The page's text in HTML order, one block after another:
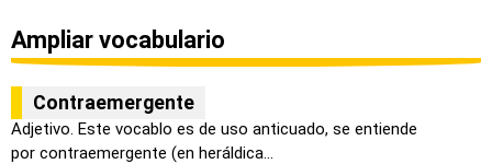
Ampliar vocabulario
Contraemergente
Adjetivo. Este vocablo es de uso anticuado, se entiende
por contraemergente (en heráldica...